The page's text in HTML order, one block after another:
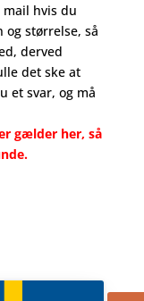
hvis du
og størrelse, så
derved
det ske at
et svar, og må
gælder her, så